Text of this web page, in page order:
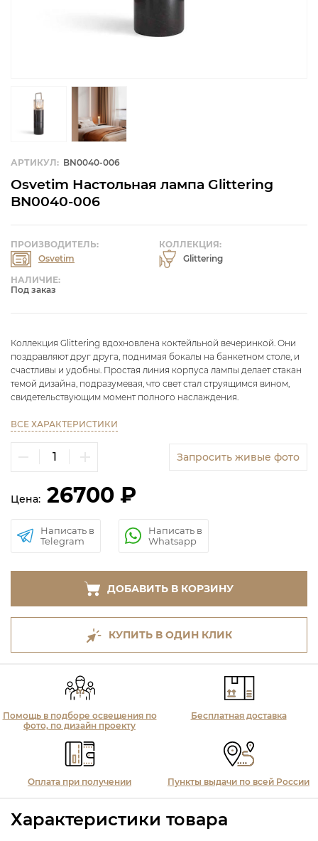
АРТИКУЛ: BN0040-006
Osvetim Настольная лампа Glittering
BN0040-006
НАЛИЧИЕ:
Под заказ
КОЛЛЕКЦИЯ:
Glittering
ПРОИЗВОДИТЕЛЬ:
Osvetim
Коллекция Glittering вдохновлена ​​коктейльной вечеринкой. Они
поздравляют друг друга, поднимая бокалы на банкетном столе, и
счастливы и удобны. Простая линия корпуса лампы делает стакан
темой дизайна, подразумевая, что свет стал струящимся вином,
свидетельствующим момент полного наслаждения.
ВСЕ ХАРАКТЕРИСТИКИ
Запросить живые фото
Цена: 26700 ₽
Написать в
Telegram
Написать в
Whatsapp
ДОБАВИТЬ В КОРЗИНУ
КУПИТЬ В ОДИН КЛИК
Помощь в подборе освещения по
фото, по дизайн проекту
Бесплатная доставка
Оплата при получении Пункты выдачи по всей России
Характеристики товара